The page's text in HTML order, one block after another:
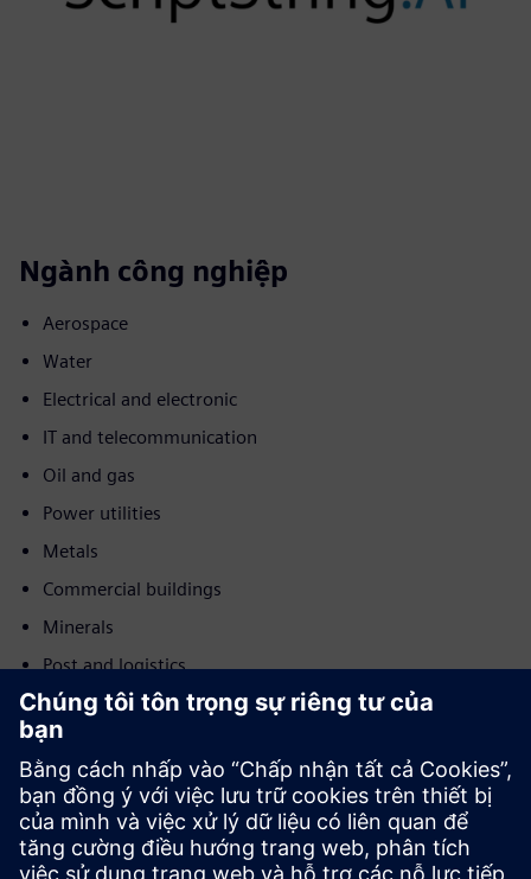
Ngành công nghiệp
Aerospace
Water
Electrical and electronic
IT and telecommunication
Oil and gas
Power utilities
Metals
Commercial buildings
Minerals
Post and logistics
Chuyển động
Build
Mở rộng hoặc xây dựng dựa trên sản phẩm/giải pháp
Siemens Xcelerator bằng cách xây dựng một sản phẩm mới
hoặc tạo ra một giải pháp khách hàng mới thông qua việc